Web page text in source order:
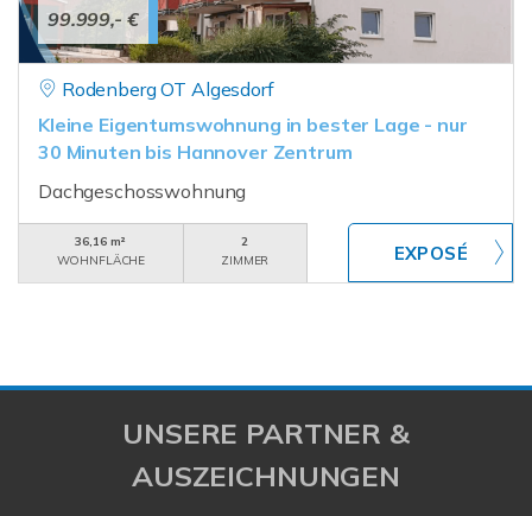
99.999,- €
Rodenberg OT Algesdorf
Kleine Eigentumswohnung in bester Lage - nur
30 Minuten bis Hannover Zentrum
Dachgeschosswohnung
36,16 m²
WOHNFLÄCHE
2
ZIMMER
UNSERE PARTNER &
AUSZEICHNUNGEN